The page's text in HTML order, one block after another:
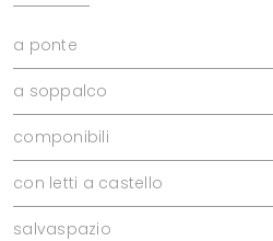
a ponte
a soppalco
componibili
con letti a castello
salvaspazio